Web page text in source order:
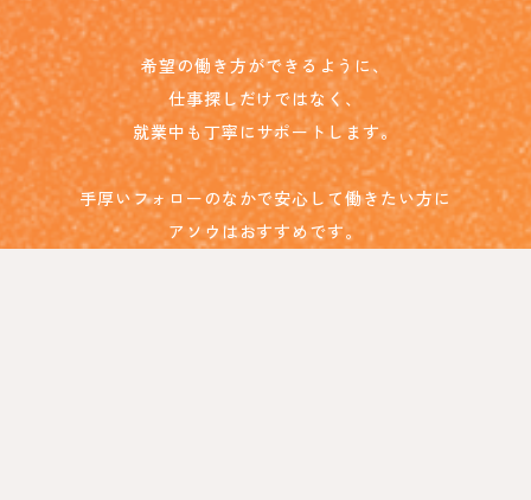
希望の働き方ができるように、
仕事探しだけではなく、
就業中も丁寧にサポートします。
手厚いフォローのなかで安心して働きたい方に
アソウはおすすめです。